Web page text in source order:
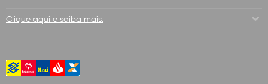
Clique aqui e saiba mais.